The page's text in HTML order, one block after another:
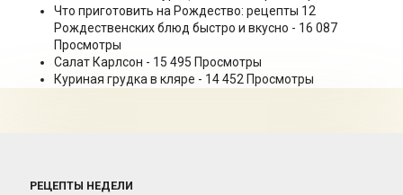
Что приготовить на Рождество: рецепты 12
Рождественских блюд быстро и вкусно - 16 087
Просмотры
Салат Карлсон - 15 495 Просмотры
Куриная грудка в кляре - 14 452 Просмотры
РЕЦЕПТЫ НЕДЕЛИ